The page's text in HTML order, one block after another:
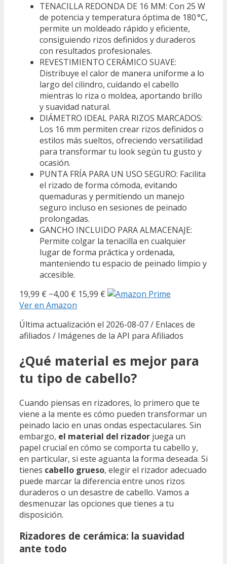
TENACILLA REDONDA DE 16 MM: Con 25 W
de potencia y temperatura óptima de 180 °C,
permite un moldeado rápido y eficiente,
consiguiendo rizos definidos y duraderos
con resultados profesionales.
REVESTIMIENTO CERÁMICO SUAVE:
Distribuye el calor de manera uniforme a lo
largo del cilindro, cuidando el cabello
mientras lo riza o moldea, aportando brillo
y suavidad natural.
DIÁMETRO IDEAL PARA RIZOS MARCADOS:
Los 16 mm permiten crear rizos definidos o
estilos más sueltos, ofreciendo versatilidad
para transformar tu look según tu gusto y
ocasión.
PUNTA FRÍA PARA UN USO SEGURO: Facilita
el rizado de forma cómoda, evitando
quemaduras y permitiendo un manejo
seguro incluso en sesiones de peinado
prolongadas.
GANCHO INCLUIDO PARA ALMACENAJE:
Permite colgar la tenacilla en cualquier
lugar de forma práctica y ordenada,
manteniendo tu espacio de peinado limpio y
accesible.
19,99 € −4,00 € 15,99 €
Ver en Amazon
Última actualización el 2026-08-07 / Enlaces de
afiliados / Imágenes de la API para Afiliados
¿Qué material es mejor para
tu tipo de cabello?
Cuando piensas en rizadores, lo primero que te
viene a la mente es cómo pueden transformar un
peinado lacio en unas ondas espectaculares. Sin
embargo, el material del rizador juega un
papel crucial en cómo se comporta tu cabello y,
en particular, si este aguanta la forma deseada. Si
tienes cabello grueso, elegir el rizador adecuado
puede marcar la diferencia entre unos rizos
duraderos o un desastre de cabello. Vamos a
desmenuzar las opciones que tienes a tu
disposición.
Rizadores de cerámica: la suavidad
ante todo